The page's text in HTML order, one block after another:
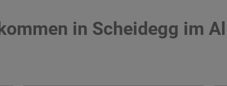
in Scheidegg im